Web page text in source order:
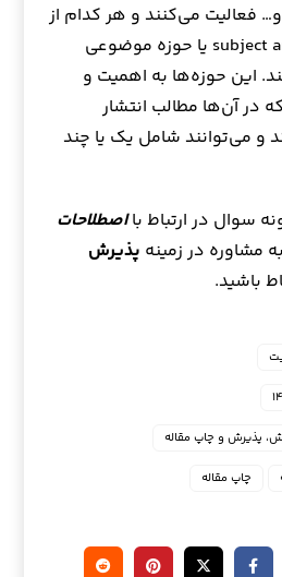
فعالیت می‌کنند و هر کدام از
این موضوعات یک subject area یا حوزه موضوعی
این حوزه‌ها به اهمیت و
در آن‌ها مطالب انتشار
و می‌توانند شامل یک یا چند
سوال در ارتباط بااصطلاحات
به مشاوره در زمینه پذیرش
باشید.
پذیرش و چاپ مقاله
چاپ مقاله